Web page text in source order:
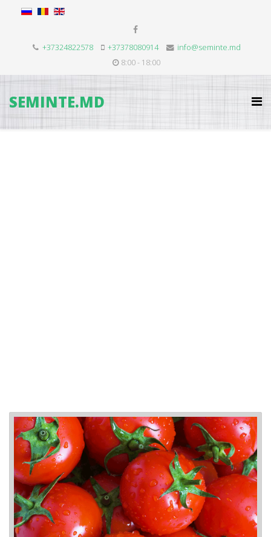
+37324822578 +37378080914
info@seminte.md
8:00 - 18:00
SEMINTE.MD